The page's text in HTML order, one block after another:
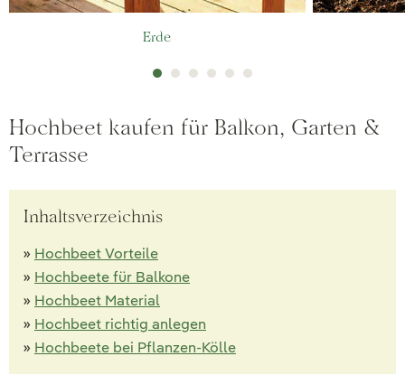
Erde
Hochbeet kaufen für Balkon, Garten &
Terrasse
Inhaltsverzeichnis
» Hochbeet Vorteile
» Hochbeete für Balkone
» Hochbeet Material
» Hochbeet richtig anlegen
» Hochbeete bei Pflanzen-Kölle